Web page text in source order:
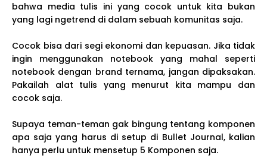
bahwa media tulis ini yang cocok untuk kita bukan
yang lagi ngetrend di dalam sebuah komunitas saja.
Cocok bisa dari segi ekonomi dan kepuasan. Jika tidak
ingin menggunakan notebook yang mahal seperti
notebook dengan brand ternama, jangan dipaksakan.
Pakailah alat tulis yang menurut kita mampu dan
cocok saja.
Supaya teman-teman gak bingung tentang komponen
apa saja yang harus di setup di Bullet Journal, kalian
hanya perlu untuk mensetup 5 Komponen saja.